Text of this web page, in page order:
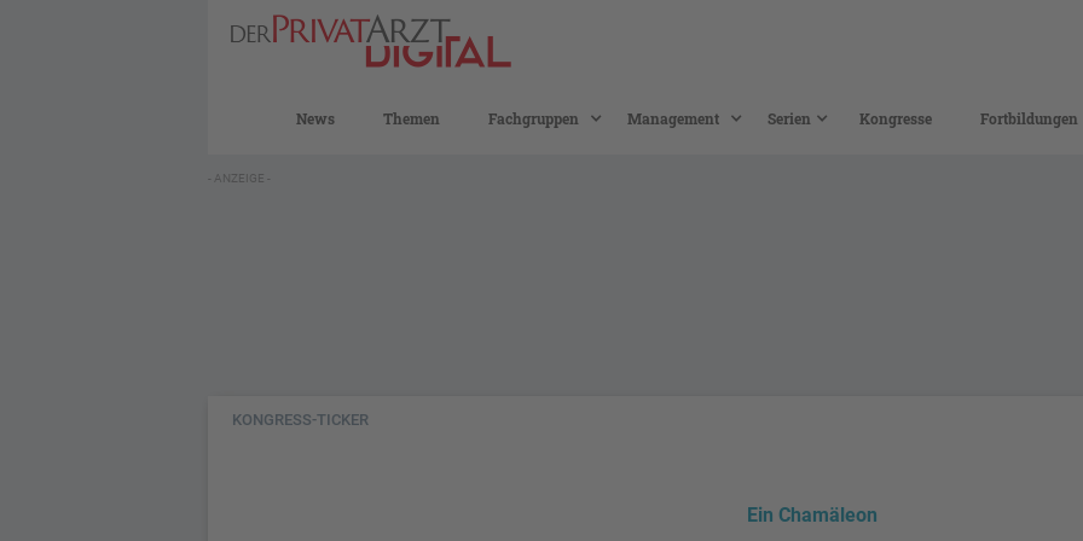
News Themen Fachgruppen Management Serien Kongresse Fortbildungen
- ANZEIGE -
KONGRESS-TICKER
Ein Chamäleon